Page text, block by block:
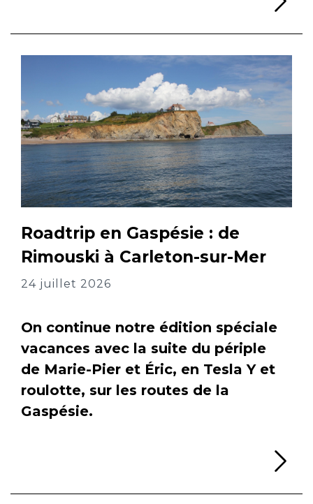
Roadtrip en Gaspésie : de
Rimouski à Carleton-sur-Mer
24 juillet 2026
On continue notre édition spéciale
vacances avec la suite du périple
de Marie-Pier et Éric, en Tesla Y et
roulotte, sur les routes de la
Gaspésie.